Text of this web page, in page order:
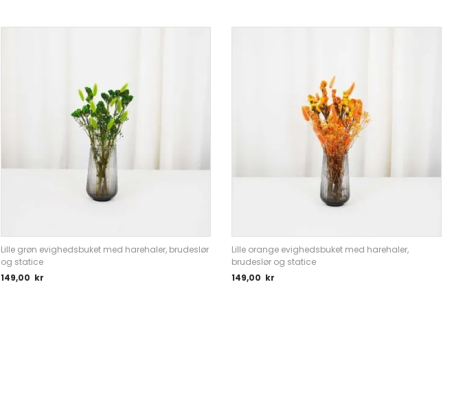
Lille grøn evighedsbuket med harehaler, brudeslør
og statice
149,00 kr
Lille orange evighedsbuket med harehaler,
brudeslør og statice
149,00 kr